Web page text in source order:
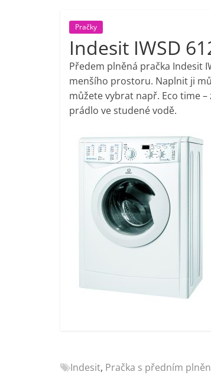
porovnání,
pračky,
televize,
notebooky,
mobilní
telefony,
kávovary,
bazény
elektronika
pračky,
Pračky
Indesit IWSD
Předem plněná pračka Indesit
menšího prostoru. Naplnit ji
můžete vybrat např. Eco time
prádlo ve studené vodě.
Indesit, Pračka s předním